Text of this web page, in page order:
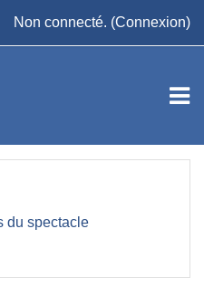
Non connecté. (Connexion)
du spectacle